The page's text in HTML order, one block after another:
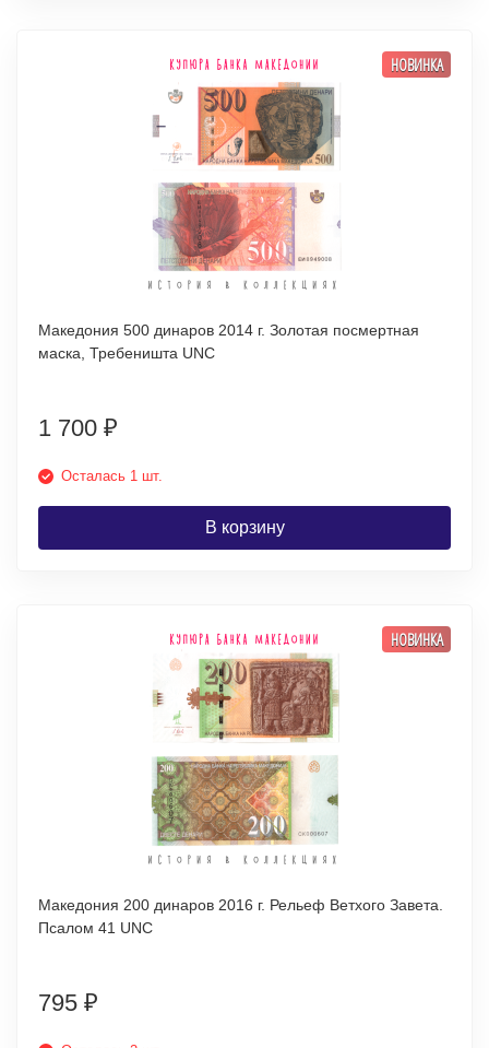
НОВИНКА
Македония 500 динаров 2014 г. Золотая посмертная
маска, Требеништа UNC
1 700 ₽
Осталась 1 шт.
В корзину
НОВИНКА
Македония 200 динаров 2016 г. Рельеф Ветхого Завета.
Псалом 41 UNC
795 ₽